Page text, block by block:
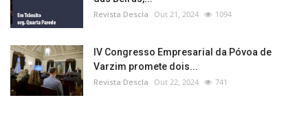
Revista Descla Out 21, 2024 1094
IV Congresso Empresarial da Póvoa de
Varzim promete dois...
Revista Descla Out 22, 2024 741